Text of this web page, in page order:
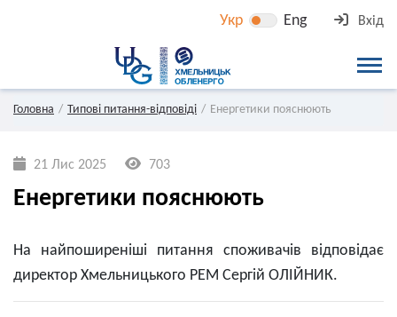
Укр Eng Вхід
Головна Типові питання-відповіді Енергетики пояснюють
21 Лис 2025 703
Енергетики пояснюють
На найпоширеніші питання споживачів відповідає
директор Хмельницького РЕМ Сергій ОЛІЙНИК.